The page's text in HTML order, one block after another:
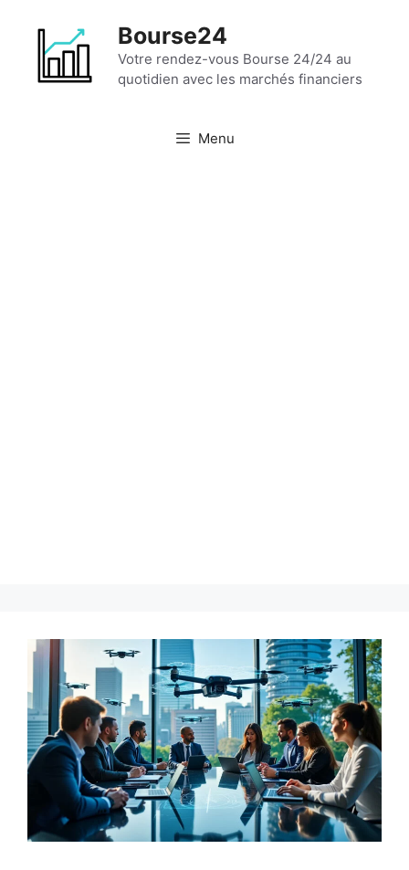
contenu
Bourse24
Votre rendez-vous Bourse 24/24 au
quotidien avec les marchés financiers
Menu